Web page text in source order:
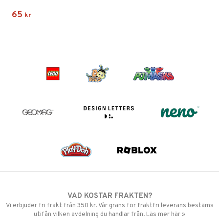
65 kr
VAD KOSTAR FRAKTEN?
Vi erbjuder fri frakt från 350 kr. Vår gräns för fraktfri leverans bestäms
utifån vilken avdelning du handlar från. Läs mer här »